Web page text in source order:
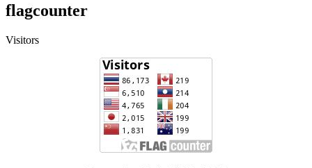
flagcounter
Visitors